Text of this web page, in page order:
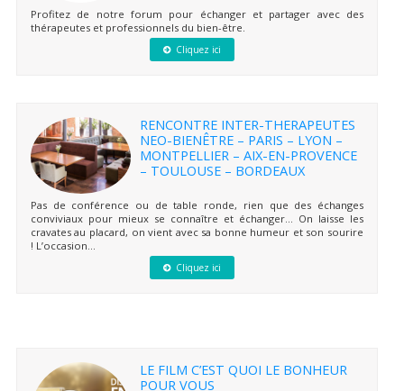
Profitez de notre forum pour échanger et partager avec des
thérapeutes et professionnels du bien-être.
Cliquez ici
RENCONTRE INTER-THERAPEUTES
NEO-BIENÊTRE – PARIS – LYON –
MONTPELLIER – AIX-EN-PROVENCE
– TOULOUSE – BORDEAUX
Pas de conférence ou de table ronde, rien que des échanges
conviviaux pour mieux se connaître et échanger… On laisse les
cravates au placard, on vient avec sa bonne humeur et son sourire
! L’occasion...
Cliquez ici
LE FILM C’EST QUOI LE BONHEUR
POUR VOUS